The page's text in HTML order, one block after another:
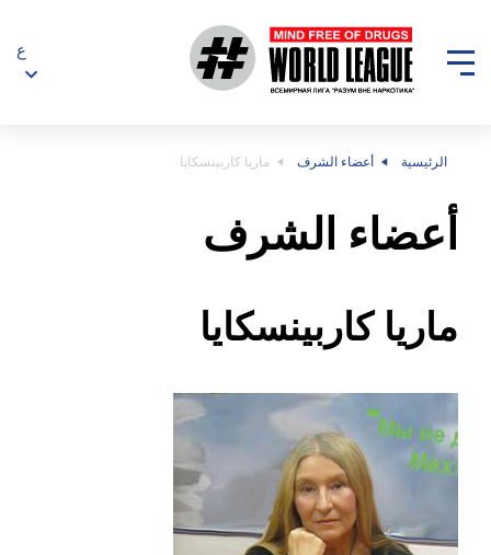
ع
الرئيسية أعضاء الشرف ماريا كاربينسكايا
أعضاء الشرف
ماريا كاربينسكايا